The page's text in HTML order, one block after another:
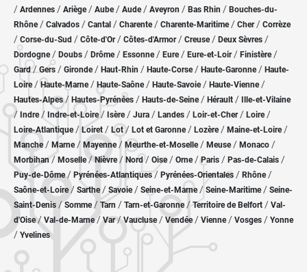
/ Ardennes / Ariège/ Aube/ Aude / Aveyron / Bas Rhin / Bouches-du-
Rhône/ Calvados / Cantal / Charente / Charente-Maritime/ Cher / Corrèze
/ Corse-du-Sud / Côte-d'Or / Côtes-d'Armor/ Creuse/ Deux Sèvres /
Dordogne/ Doubs / Drôme/ Essonne / Eure/ Eure-et-Loir / Finistère/
Gard/Gers / Gironde/ Haut-Rhin / Haute-Corse/ Haute-Garonne/ Haute-
Loire/Haute-Marne/ Haute-Saône/ Haute-Savoie/ Haute-Vienne/
Hautes-Alpes/ Hautes-Pyrénées / Hauts-de-Seine/ Hérault / Ille-et-Vilaine
/ Indre/ Indre-et-Loire/ Isère/ Jura / Landes / Loir-et-Cher/ Loire/
Loire-Atlantique/ Loiret / Lot/ Lot et Garonne/ Lozère / Maine-et-Loire/
Manche/ Marne/ Mayenne/ Meurthe-et-Moselle/ Meuse/ Monaco /
Morbihan/ Moselle/ Nièvre / Nord/ Oise / Orne/Paris / Pas-de-Calais /
Puy-de-Dôme/ Pyrénées-Atlantiques / Pyrénées-Orientales / Rhône/
Saône-et-Loire/ Sarthe/ Savoie/ Seine-et-Marne/ Seine-Maritime/ Seine-
Saint-Denis /Somme/ Tarn / Tarn-et-Garonne/Territoire de Belfort / Val-
d'Oise/ Val-de-Marne/Var/Vaucluse/ Vendée/ Vienne/ Vosges / Yonne
/ Yvelines